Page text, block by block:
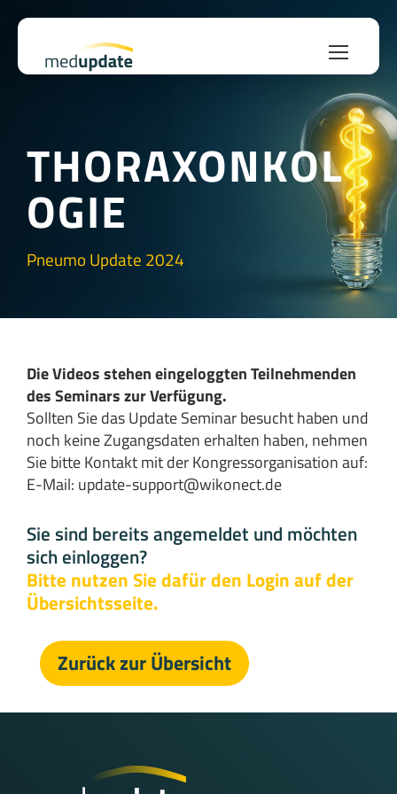
THORAXONKOL
OGIE
Pneumo Update 2024
Die Videos stehen eingeloggten Teilnehmenden
des Seminars zur Verfügung.
Sollten Sie das Update Seminar besucht haben und
noch keine Zugangsdaten erhalten haben, nehmen
Sie bitte Kontakt mit der Kongressorganisation auf:
E-Mail: update-support@wikonect.de
Sie sind bereits angemeldet und möchten
sich einloggen?
Bitte nutzen Sie dafür den Login auf der
Übersichtsseite.
Zurück zur Übersicht